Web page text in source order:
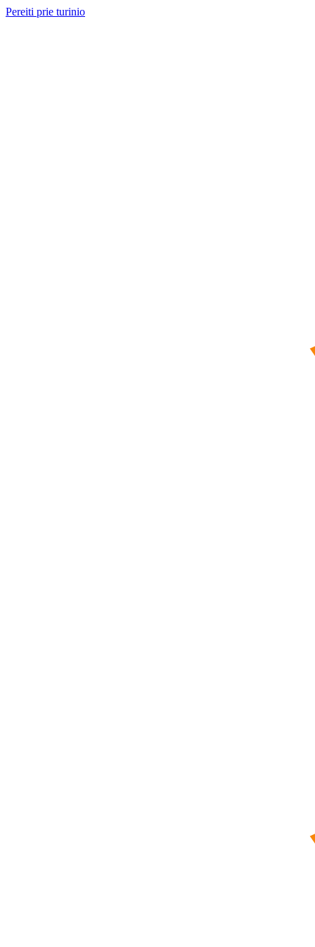
Pereiti prie turinio